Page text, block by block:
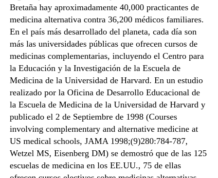
Bretaña hay aproximadamente 40,000 practicantes de
medicina alternativa contra 36,200 médicos familiares.
En el país más desarrollado del planeta, cada día son
más las universidades públicas que ofrecen cursos de
medicinas complementarias, incluyendo el Centro para
la Educación y la Investigación de la Escuela de
Medicina de la Universidad de Harvard. En un estudio
realizado por la Oficina de Desarrollo Educacional de
la Escuela de Medicina de la Universidad de Harvard y
publicado el 2 de Septiembre de 1998 (Courses
involving complementary and alternative medicine at
US medical schools, JAMA 1998;(9)280:784-787,
Wetzel MS, Eisenberg DM) se demostró que de las 125
escuelas de medicina en los EE.UU., 75 de ellas